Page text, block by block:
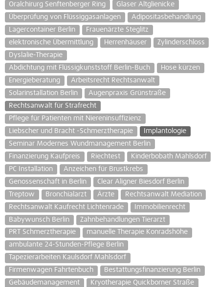
Oralchirurg Senftenberger Ring
Glaser Altglienicke
Überprüfung von Flüssiggasanlagen
Adipositasbehandlung
Lagercontainer Berlin
Frauenärzte Steglitz
elektronische Übermittlung
Herrenhäuser
Zylinderschloss
Dyslalie-Therapie
Abdichtung mit Flüssigkunststoff Berlin-Buch
Hose kürzen
Energieberatung
Arbeitsrecht Rechtsanwalt
Solarinstallation Berlin
Augenpraxis Grünstraße
Rechtsanwalt für Strafrecht
Pflege für Patienten mit Niereninsuffizienz
Liebscher und Bracht -Schmerztherapie
Implantologie
Seminar Modernes Wundmanagement Berlin
Finanzierung Kaufpreis
Riechtest
Kinderbobath Mahlsdorf
PC Installation
Anzeichen für Brustkrebs
Genossenschaft in Berlin
Clear Aligner Biesdorf Berlin
Treptow
Bronchialarzt Ärzte
Rechtsanwalt Mediation
Rechtsanwalt Kaufrecht Lichtenrade
Immobilienrecht
Babywunsch Berlin
Zahnbehandlungen Tierarzt
PRT Schmerztherapie
manuelle Therapie Konradshöhe
ambulante 24-Stunden-Pflege Berlin
Tapezierarbeiten Kaulsdorf Mahlsdorf
Firmenwagen Fahrtenbuch
Bestattungsfinanzierung Berlin
Gebäudemanagement
Kryotherapie Quickborner Straße